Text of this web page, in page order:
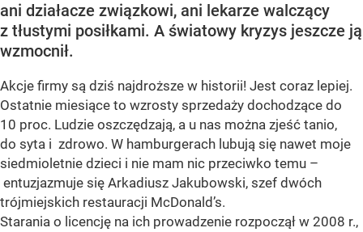
ani działacze związkowi, ani lekarze walczący
z tłustymi posiłkami. A światowy kryzys jeszcze ją
wzmocnił.
Akcje firmy są dziś najdroższe w historii! Jest coraz lepiej.
Ostatnie miesiące to wzrosty sprzedaży dochodzące do
10 proc. Ludzie oszczędzają, a u nas można zjeść tanio,
do syta i zdrowo. W hamburgerach lubują się nawet moje
siedmioletnie dzieci i nie mam nic przeciwko temu –
entuzjazmuje się Arkadiusz Jakubowski, szef dwóch
trójmiejskich restauracji McDonald’s.
Starania o licencję na ich prowadzenie rozpoczął w 2008 r.,